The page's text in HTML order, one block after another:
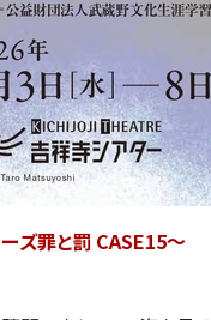
ズ罪と罰 CASE15～